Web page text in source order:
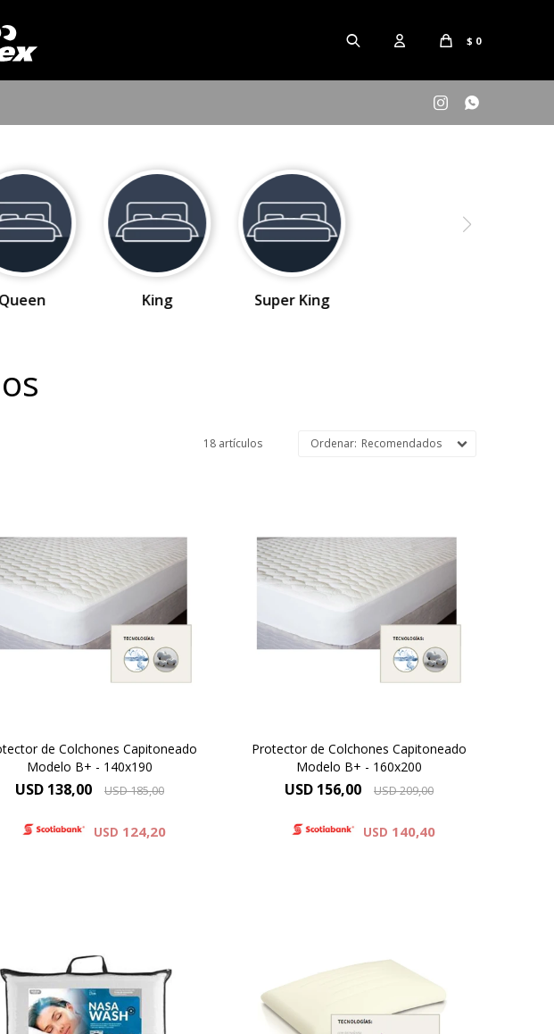
$ 0
 
Queen King Super King
18 artículos Recomendados
Los protectores B+ se destacan
por el uso de tejido de punto.
de Colchones Capitoneado
Modelo B+ - 140x190
USD 138,00 USD185,00
USD 124,20
Los protectores B+ se destacan
por el uso de tejido de punto.
Protector de Colchones Capitoneado
Modelo B+ - 160x200
USD 156,00 USD209,00
USD 140,40
El perfil anatómico y la
viscoelástica permiten una
correcta posición cervical